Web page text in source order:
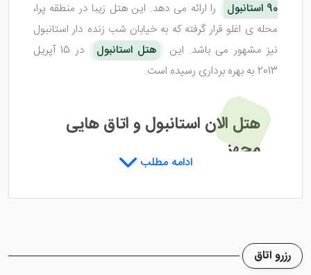
90 استانبول
را ارائه می دهد. این هتل زیبا در منطقه پرا،
محله ی اغلو قرار گرفته که به خیابان شب زنده دار استانبول
نیز مشهور می باشد. این
هتل استانبول
در 15 آپریل
2013 به بهره برداری رسیده است.
هتل الان استانبول و اتاق هایی
مجهز
هتل الان استانبول اتاق های فوق العاده زیبایی را برای
تخته، 4 تخته و ... می شود که مطابق با تعداد نفرات هر
ادامه مطلب
رزرو اتاق